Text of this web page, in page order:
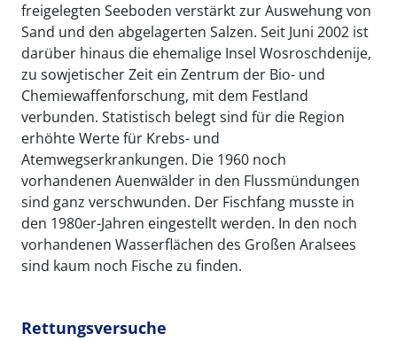
freigelegten Seeboden verstärkt zur Auswehung von
Sand und den abgelagerten Salzen. Seit Juni 2002 ist
darüber hinaus die ehemalige Insel Wosroschdenije,
zu sowjetischer Zeit ein Zentrum der Bio- und
Chemiewaffenforschung, mit dem Festland
verbunden. Statistisch belegt sind für die Region
erhöhte Werte für Krebs- und
Atemwegserkrankungen. Die 1960 noch
vorhandenen Auenwälder in den Flussmündungen
sind ganz verschwunden. Der Fischfang musste in
den 1980er-Jahren eingestellt werden. In den noch
vorhandenen Wasserflächen des Großen Aralsees
sind kaum noch Fische zu finden.
Rettungsversuche